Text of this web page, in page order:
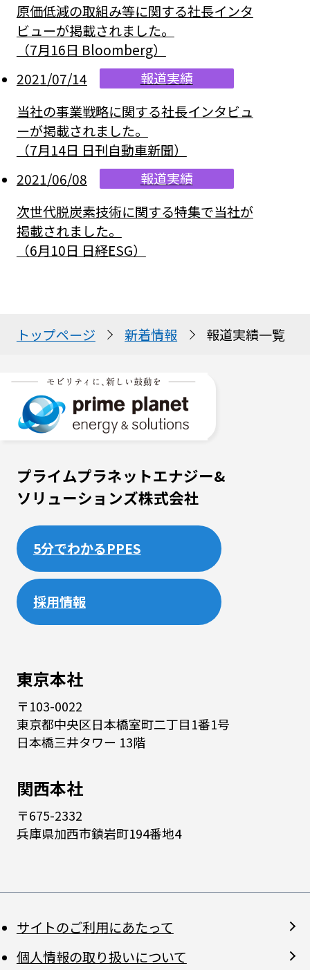
原価低減の取組み等に関する社長インタ
ビューが掲載されました。
（7月16日 Bloomberg）
2021/07/14
報道実績
当社の事業戦略に関する社長インタビュ
ーが掲載されました。
（7月14日 日刊自動車新聞）
2021/06/08
報道実績
次世代脱炭素技術に関する特集で当社が
掲載されました。
（6月10日 日経ESG）
トップページ 新着情報 報道実績一覧
東京本社
〒103-0022
東京都中央区日本橋室町二丁目1番1号
日本橋三井タワー 13階
関西本社
〒675-2332
兵庫県加西市鎮岩町194番地4
プライムプラネットエナジー&
ソリューションズ株式会社
5分でわかるPPES
採用情報
サイトのご利用にあたって
個人情報の取り扱いについて